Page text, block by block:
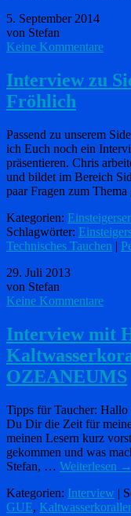
5. September 2014
von Stefan
Keine Kommentare
Interview zu
Fröhlich
Passend zu unserem
ich Euch noch ein
präsentieren. Chris
und bildet im Bereich
paar Fragen zum
Kategorien:
Schlagwörter:
Technisches Tauchen |
29. Juli 2013
von Stefan
Keine Kommentare
Interview mit
OZEANEUMS
Tipps für Taucher:
Du Dir die Zeit für
meinen Lesern kurz
gekommen und was
Stefan, … Weiterlesen →
Kategorien: Interview |
GUE,